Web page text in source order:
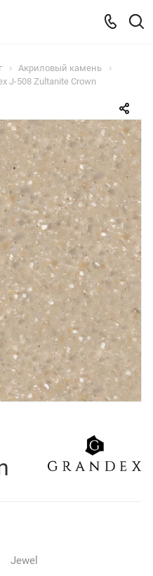
Акриловый камень
J-508 Zultanite Crown
Jewel